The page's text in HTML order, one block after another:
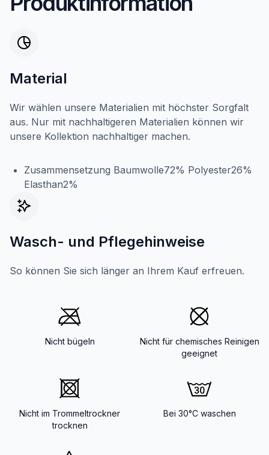
Material
Wir wählen unsere Materialien mit höchster Sorgfalt
aus. Nur mit nachhaltigeren Materialien können wir
unsere Kollektion nachhaltiger machen.
Zusammensetzung Baumwolle72% Polyester26%
Elasthan2%
Wasch- und Pflegehinweise
So können Sie sich länger an Ihrem Kauf erfreuen.
Nicht bügeln
Nicht für chemisches Reinigen
geeignet
Nicht im Trommeltrockner
trocknen
Bei 30°C waschen